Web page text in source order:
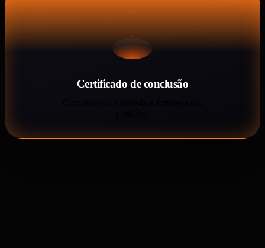
Certificado de conclusão